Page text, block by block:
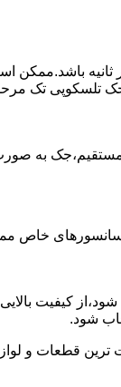
باشد.ممکن
به
خاص
کیفیت
شود.
ترین قطعات و